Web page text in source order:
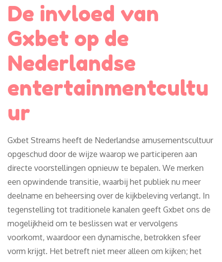
De invloed van
Gxbet op de
Nederlandse
entertainmentcultu
ur
Gxbet Streams heeft de Nederlandse amusementscultuur
opgeschud door de wijze waarop we participeren aan
directe voorstellingen opnieuw te bepalen. We merken
een opwindende transitie, waarbij het publiek nu meer
deelname en beheersing over de kijkbeleving verlangt. In
tegenstelling tot traditionele kanalen geeft Gxbet ons de
mogelijkheid om te beslissen wat er vervolgens
voorkomt, waardoor een dynamische, betrokken sfeer
vorm krijgt. Het betreft niet meer alleen om kijken; het